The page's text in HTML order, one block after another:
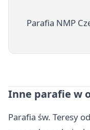
Parafia NMP
Inne parafie w
Parafia św. Teresy